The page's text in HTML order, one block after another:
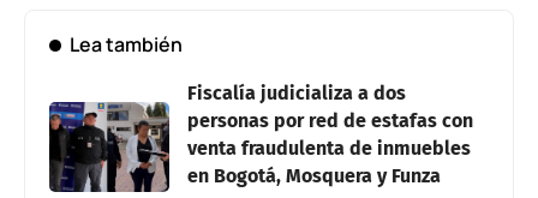
Lea también
Fiscalía judicializa a dos
personas por red de estafas con
venta fraudulenta de inmuebles
en Bogotá, Mosquera y Funza